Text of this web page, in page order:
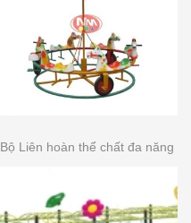
Bộ Liên hoàn thể chất đa năng